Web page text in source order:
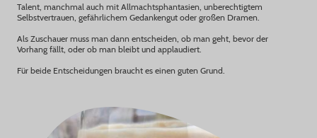
Talent, manchmal auch mit Allmachtsphantasien, unberechtigtem
Selbstvertrauen, gefährlichem Gedankengut oder großen Dramen.
Als Zuschauer muss man dann entscheiden, ob man geht, bevor der
Vorhang fällt, oder ob man bleibt und applaudiert.
Für beide Entscheidungen braucht es einen guten Grund.